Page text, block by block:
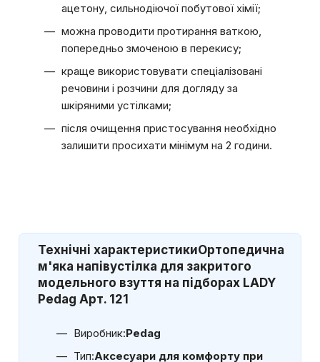
ацетону, сильнодіючої побутової хімії;
можна проводити протирання ваткою,
попередньо змоченою в перекису;
краще використовувати спеціалізовані
речовини і розчини для догляду за
шкіряними устілками;
після очищення пристосування необхідно
залишити просихати мінімум на 2 години.
Технічні характеристикиОртопедична
м'яка напівустілка для закритого
модельного взуття на підборах LADY
Pedag Арт. 121
Виробник:Pedag
Тип:Аксесуари для комфорту при